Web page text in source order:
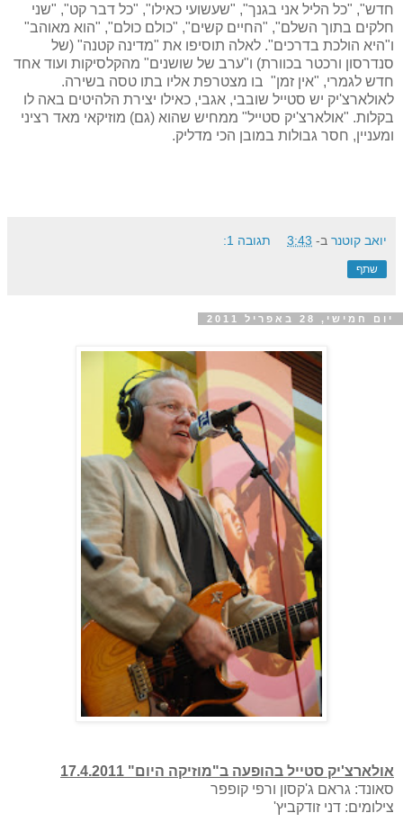
חדש", "כל הליל אני בגנך", "שעשועי כאילו", "כל דבר קט", "שני
חלקים בתוך השלם", "החיים קשים", "כולם כולם", "הוא מאוהב"
ו"היא הולכת בדרכים". לאלה תוסיפו את "מדינה קטנה" (של
סנדרסון ורכטר בכוורת) ו"ערב של שושנים" מהקלסיקות ועוד אחד
חדש לגמרי, "אין זמן" בו מצטרפת אליו בתו טסה בשירה.
לאולארצ'יק יש סטייל שובבי, אגבי, כאילו יצירת הלהיטים באה לו
בקלות. "אולארצ'יק סטייל" ממחיש שהוא (גם) מוזיקאי מאד רציני
ומעניין, חסר גבולות במובן הכי מדליק.
יואב קוטנר ב- 3:43 תגובה 1:
שתף
יום חמישי, 28 באפריל 2011
אולארצ'יק סטייל בהופעה ב"מוזיקה היום" 17.4.2011
סאונד: גראם ג'קסון ורפי קופפר
צילומים: דני זודקביץ'